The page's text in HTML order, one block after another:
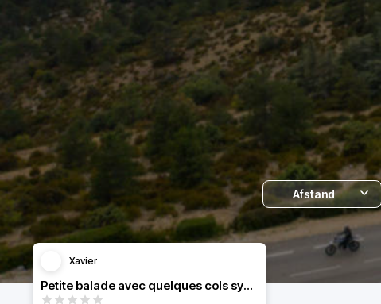
Afstand
Xavier
Petite balade avec quelques cols sympa .